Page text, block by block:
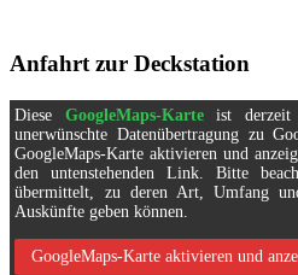
Anfahrt zur Deckstation
Diese GoogleMaps-Karteist derzeit
unerwünschte Datenübertragung zu
GoogleMaps-Karte aktivieren und
den untenstehenden Link. Bitte
übermittelt, zu deren Art, Umfang
Auskünfte geben können.
GoogleMaps-Karte aktivieren und